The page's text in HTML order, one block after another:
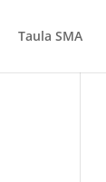
Taula SMA